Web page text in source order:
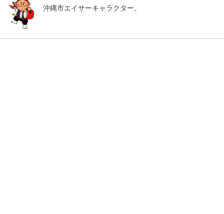
沖縄市エイサーキャラクター。